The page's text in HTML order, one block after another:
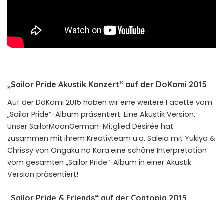
„Sailor Pride Akustik Konzert“ auf der DoKomi 2015
Auf der DoKomi 2015 haben wir eine weitere Facette vom
„Sailor Pride“-Album präsentiert: Eine Akustik Version.
Unser SailorMoonGerman-Mitglied Désirée hat
zusammen mit ihrem Kreativteam u.a. Saleia mit Yukiya &
Chrissy von Ongaku no Kara eine schöne Interpretation
vom gesamten „Sailor Pride“-Album in einer Akustik
Version präsentiert!
„Sailor Pride & Friends“ auf der Contopia 2015